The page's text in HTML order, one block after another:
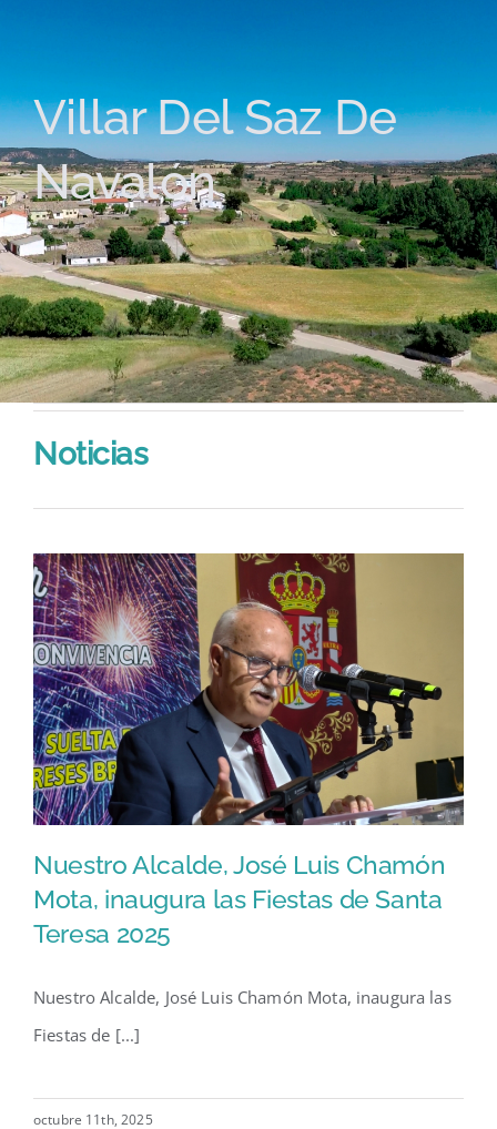
Villar Del Saz De
Navalón
Noticias
Chamón Mota, inaugura las
Fiestas de Santa Teresa 2025
Nuestro Alcalde, José Luis Chamón
Mota, inaugura las Fiestas de Santa
Teresa 2025
Nuestro Alcalde, José Luis Chamón Mota, inaugura las
Fiestas de [...]
octubre 11th, 2025